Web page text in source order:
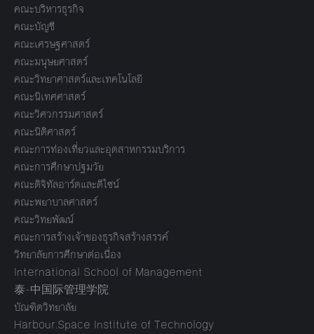
คณะบริหารธุรกิจ
คณะบัญชี
คณะเศรษฐศาสตร์
คณะมนุษยศาสตร์
คณะวิทยาศาสตร์และเทคโนโลยี
คณะนิเทศศาสตร์
คณะวิศวกรรมศาสตร์
คณะนิติศาสตร์
คณะการท่องเที่ยวและอุตสาหกรรมบริการ
คณะการศึกษาปฐมวัย
คณะดิจิทัลอาร์ตและดีไซน์
คณะพยาบาลศาสตร์
คณะวิทยพัฒน์
คณะการสร้างเจ้าของธุรกิจสร้างสรรค์
วิทยาลัยการศึกษาต่อเนื่อง
International School of Management
泰-中国际管理学院
บัณฑิตวิทยาลัย
Harbour.Space Institute of Technology